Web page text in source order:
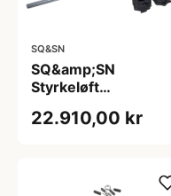
SQ&SN
SQ&amp;SN
Styrkeløft
kg Farvet + 20 kg
22.910,00 kr